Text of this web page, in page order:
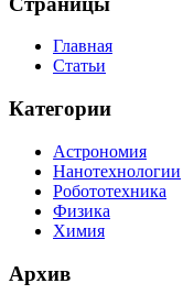
Главная
Статьи
Категории
Астрономия
Нанотехнологии
Робототехника
Физика
Химия
Архив